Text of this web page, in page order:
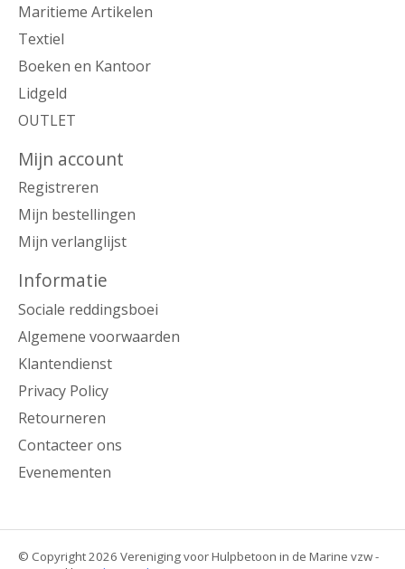
Maritieme Artikelen
Textiel
Boeken en Kantoor
Lidgeld
OUTLET
Mijn account
Registreren
Mijn bestellingen
Mijn verlanglijst
Informatie
Sociale reddingsboei
Algemene voorwaarden
Klantendienst
Privacy Policy
Retourneren
Contacteer ons
Evenementen
© Copyright 2026 Vereniging voor Hulpbetoon in de Marine vzw -